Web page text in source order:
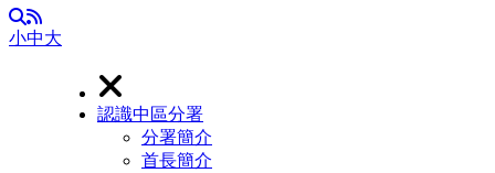
全文檢索
RSS
小中大
認識中區分署
分署簡介
首長簡介